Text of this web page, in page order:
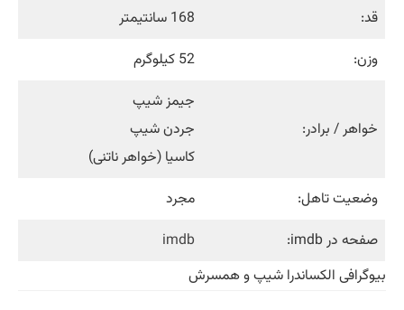
قد:
168 سانتیمتر
وزن:
52 کیلوگرم
خواهر / برادر:
جیمز شیپ
جردن شیپ
کاسیا (خواهر ناتنی)
وضعیت تاهل:
مجرد
صفحه در imdb:
imdb
بیوگرافی الکساندرا شیپ و همسرش